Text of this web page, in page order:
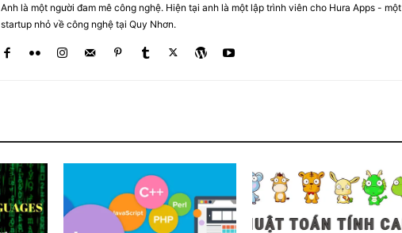
Anh là một người đam mê công nghệ. Hiện tại anh là một lập trình viên cho Hura Apps - một
startup nhỏ về công nghệ tại Quy Nhơn.